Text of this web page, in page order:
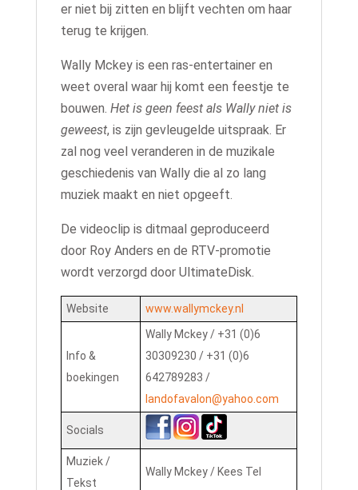
er niet bij zitten en blijft vechten om haar
terug te krijgen.
Wally Mckey is een ras-entertainer en
weet overal waar hij komt een feestje te
bouwen. Het is geen feest als Wally niet is
geweest, is zijn gevleugelde uitspraak. Er
zal nog veel veranderen in de muzikale
geschiedenis van Wally die al zo lang
muziek maakt en niet opgeeft.
De videoclip is ditmaal geproduceerd
door Roy Anders en de RTV-promotie
wordt verzorgd door UltimateDisk.
Website www.wallymckey.nl
Info &
boekingen
Wally Mckey / +31 (0)6
30309230 / +31 (0)6
642789283 /
landofavalon@yahoo.com
Socials
Muziek /
Tekst
Wally Mckey / Kees Tel